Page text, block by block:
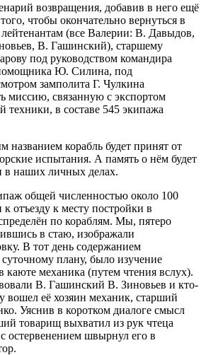
возвращения, добавив в него ещё
чтобы окончательно вернуться в
(все Валерии: В. Давыдов,
В. Гашинский), старшему
под руководством командира
Ю. Силина, под
замполита Г. Чулкина
миссию, связанную с экспортом
техники, в составе 545 экипажа
названием корабль будет принят от
испытания. А память о нём будет
в наших личных делах.
общей численностью около 100
к отъезду к месту постройки в
по кораблям. Мы, пятеро
в стаю, изображали
В тот день содержанием
плану, было изучение
каюте механика (путем чтения вслух).
В. Гашинский В. Зиновьев и кто-
вошел её хозяин механик, старший
Уяснив в коротком диалоге смысл
товарищ выхватил из рук чтеца
остервенением швырнул его в